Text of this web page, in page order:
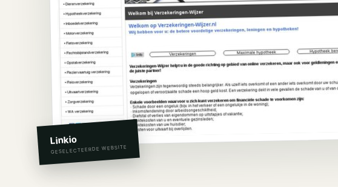
Linkio
GESELECTEERDE WEBSITE